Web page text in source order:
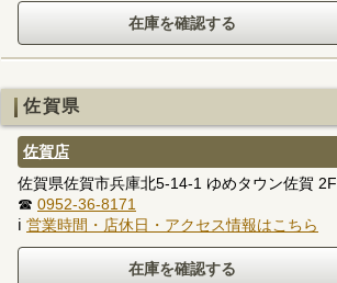
佐賀県
佐賀店
佐賀県佐賀市兵庫北5-14-1 ゆめタウン佐賀 2F
☎ 0952-36-8171
ℹ 営業時間・店休日・アクセス情報はこちら